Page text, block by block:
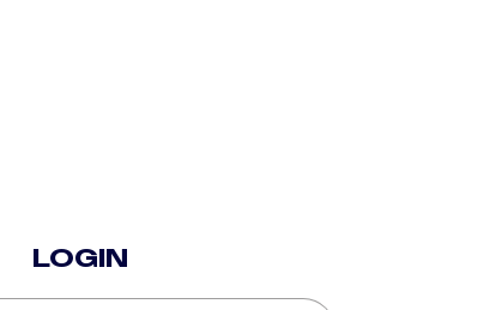
LOGIN